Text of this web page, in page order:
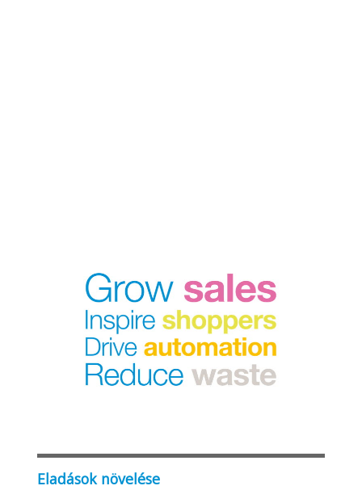
Eladások növelése